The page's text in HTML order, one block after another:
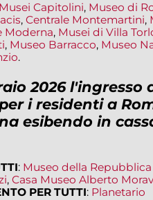
Musei Capitolini, Museo di
, Centrale Montemartini,
Moderna, Musei di Villa
, Museo Barracco, Museo
.
2026 l'ingresso
i residenti a
esibendo in
: Museo della
, Casa Museo Alberto
PER TUTTI: Planetario